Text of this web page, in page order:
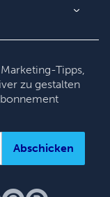
Tipps,
zu gestalten
Abschicken